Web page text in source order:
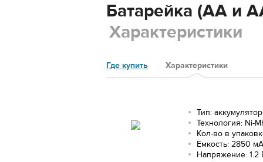
Батарейка (AA и
Характеристики
Где купить Характеристики
Тип:
Технология: Ni-
Кол-во в
Емкость: 2850
Напряжение: 1.2